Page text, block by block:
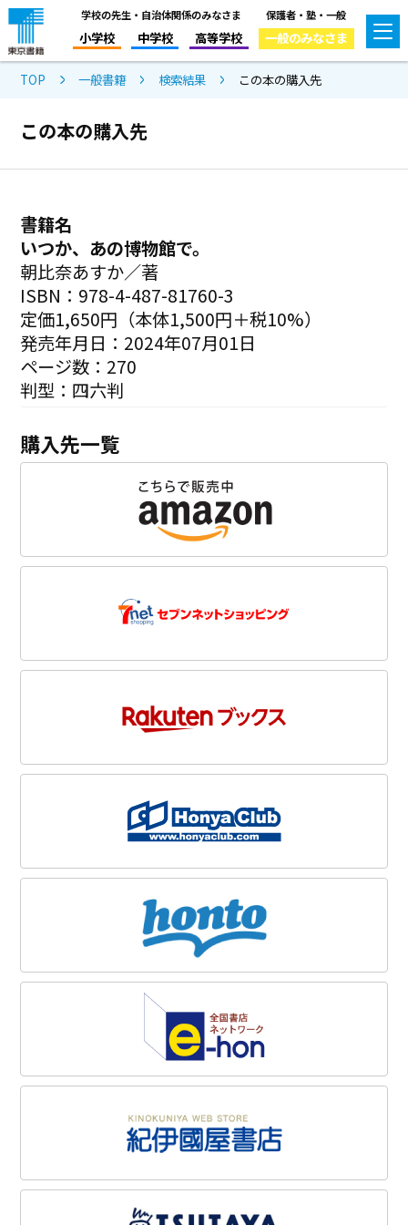
学校の先生・自治体関係のみなさま
小学校 中学校 高等学校
保護者・塾・一般
一般のみなさま
TOP 一般書籍 検索結果 この本の購入先
この本の購入先
書籍名
いつか、あの博物館で。
朝比奈あすか／著
ISBN：978-4-487-81760-3
定価1,650円（本体1,500円＋税10%）
発売年月日：2024年07月01日
ページ数：270
判型：四六判
購入先一覧